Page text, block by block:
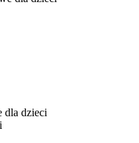
dla dzieci